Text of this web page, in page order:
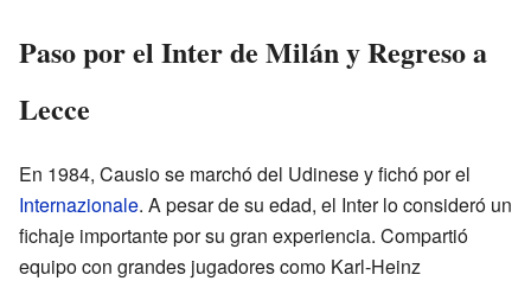
Paso por el Inter de Milán y Regreso a
Lecce
En 1984, Causio se marchó del Udinese y fichó por el
Internazionale. A pesar de su edad, el Inter lo consideró un
fichaje importante por su gran experiencia. Compartió
equipo con grandes jugadores como Karl-Heinz